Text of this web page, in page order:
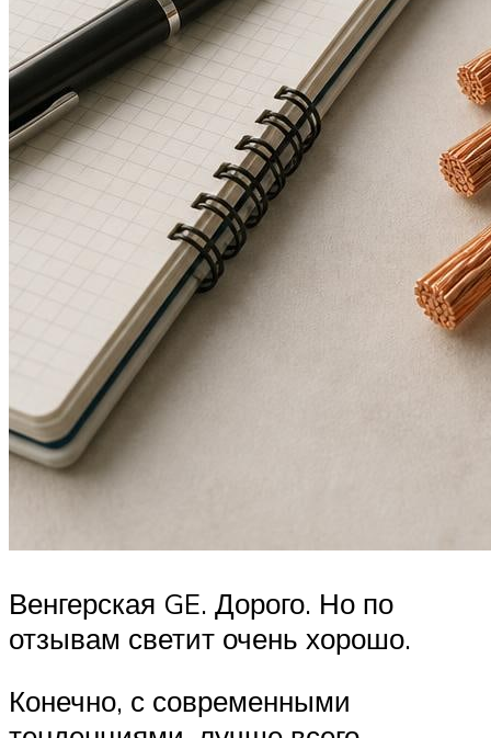
Венгерская GE. Дорого. Но по
отзывам светит очень хорошо.
Конечно, с современными